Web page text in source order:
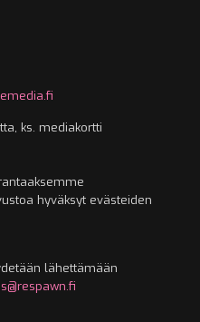
ks. mediakortti
hyväksyt evästeiden
lähettämään